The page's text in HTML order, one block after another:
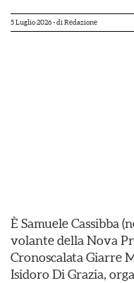
5 Luglio 2026- di Redazione
È Samuele Cassibba
volante della Nova
Cronoscalata Giarre
Isidoro Di Grazia,